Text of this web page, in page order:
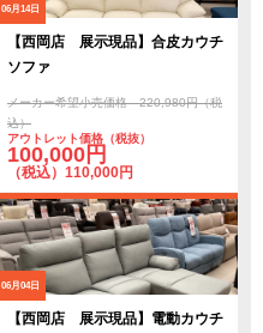
06月14日
【西岡店 展示現品】合皮カウチ
ソファ
メーカー希望小売価格 220,980円（税
込）
アウトレット価格（税抜）
100,000円
（税込）110,000円
06月04日
【西岡店 展示現品】電動カウチ